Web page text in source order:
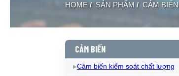
HOME / SẢN PHẨM / CẢM BIẾN
CẢM BIẾN
Cảm biến kiểm soát chất lượng